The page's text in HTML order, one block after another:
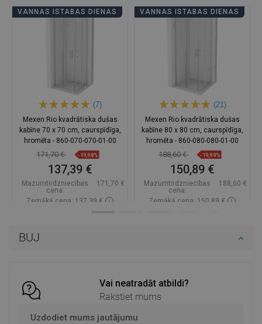
BUJ
Vai neatradāt atbildi?
Rakstiet mums
Uzdodiet mums jautājumu
VANNAS ISTABAS DIENAS
(7)
Mexen Rio kvadrātiska dušas
kabīne 70 x 70 cm, caurspīdīga,
hromēta - 860-070-070-01-00
171,70 € -19,98%
137,39 €
Mazumtirdzniecības
cena:
171,70 €
Zemākā cena: 137,39 €
VANNAS ISTABAS DIENAS
(21)
Mexen Rio kvadrātiska dušas
kabīne 80 x 80 cm, caurspīdīga,
hromēta - 860-080-080-01-00
188,60 € -19,99%
150,89 €
Mazumtirdzniecības
cena:
188,60 €
Zemākā cena: 150,89 €